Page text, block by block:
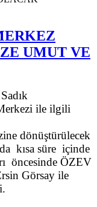
UMUT VE
ile ilgili
dönüştürülecek
kısa süre içinde
öncesinde ÖZEV
Görsay ile